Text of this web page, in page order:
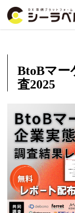
BtoBマー
査2025